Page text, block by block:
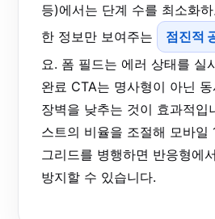
등)에서는 단계 수를 최소화
한 정보만 보여주는
점진적
요. 폼 필드는 에러 상태를 실
완료 CTA는 명사형이 아닌
장벽을 낮추는 것이 효과적입
스트의 비율을 조절해 모바일
그리드를 병행하면 반응형에
방지할 수 있습니다.